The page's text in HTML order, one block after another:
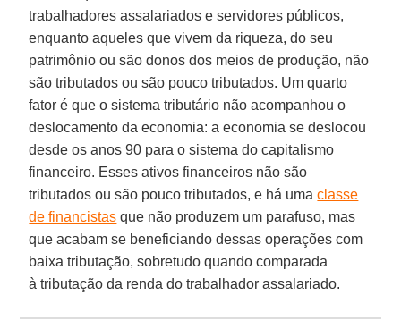
trabalhadores assalariados e servidores públicos,
enquanto aqueles que vivem da riqueza, do seu
patrimônio ou são donos dos meios de produção, não
são tributados ou são pouco tributados. Um quarto
fator é que o sistema tributário não acompanhou o
deslocamento da economia: a economia se deslocou
desde os anos 90 para o sistema do capitalismo
financeiro. Esses ativos financeiros não são
tributados ou são pouco tributados, e há umaclasse
de financistas que não produzem um parafuso, mas
que acabam se beneficiando dessas operações com
baixa tributação, sobretudo quando comparada
à tributação da renda do trabalhador assalariado.